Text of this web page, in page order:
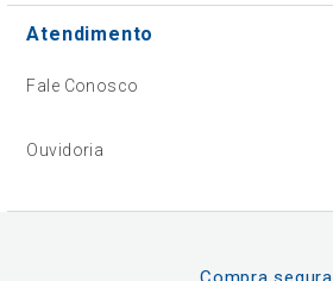
Atendimento
Fale Conosco
Ouvidoria